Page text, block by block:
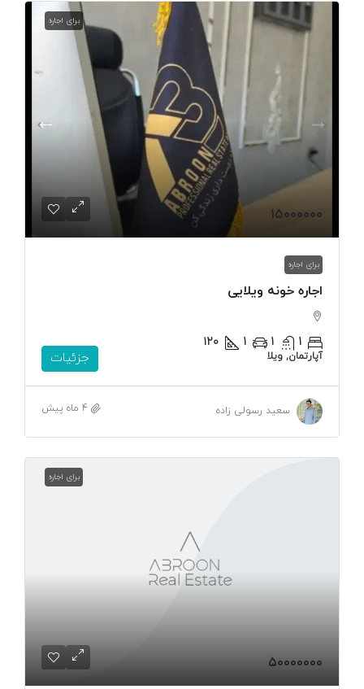
برای اجاره
۱۵۰۰۰۰۰۰
برای اجاره
اجاره خونه ویلایی
1
1
1 ۱۲۰
آپارتمان, ویلا جزئیات
سعید رسولی زاده 4 ماه پیش
برای اجاره
۵۰۰۰۰۰۰۰